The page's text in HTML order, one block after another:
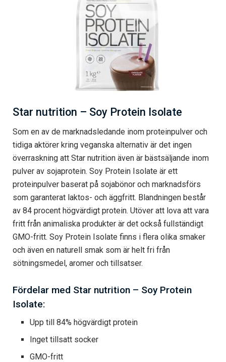
Star nutrition – Soy Protein Isolate
Som en av de marknadsledande inom proteinpulver och
tidiga aktörer kring veganska alternativ är det ingen
överraskning att Star nutrition även är bästsäljande inom
pulver av sojaprotein. Soy Protein Isolate är ett
proteinpulver baserat på sojabönor och marknadsförs
som garanterat laktos- och äggfritt. Blandningen består
av 84 procent högvärdigt protein. Utöver att lova att vara
fritt från animaliska produkter är det också fullständigt
GMO-fritt. Soy Protein Isolate finns i flera olika smaker
och även en naturell smak som är helt fri från
sötningsmedel, aromer och tillsatser.
Fördelar med Star nutrition – Soy Protein
Isolate:
Upp till 84% högvärdigt protein
Inget tillsatt socker
GMO-fritt